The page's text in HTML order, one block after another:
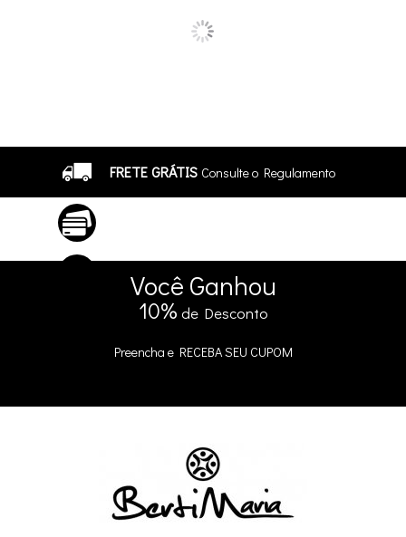
FRETE GRÁTIS Consulte o Regulamento
5% DE DESCONTO no Pix e Boleto
Você Ganhou
10% de Desconto
Preencha e RECEBA SEU CUPOM